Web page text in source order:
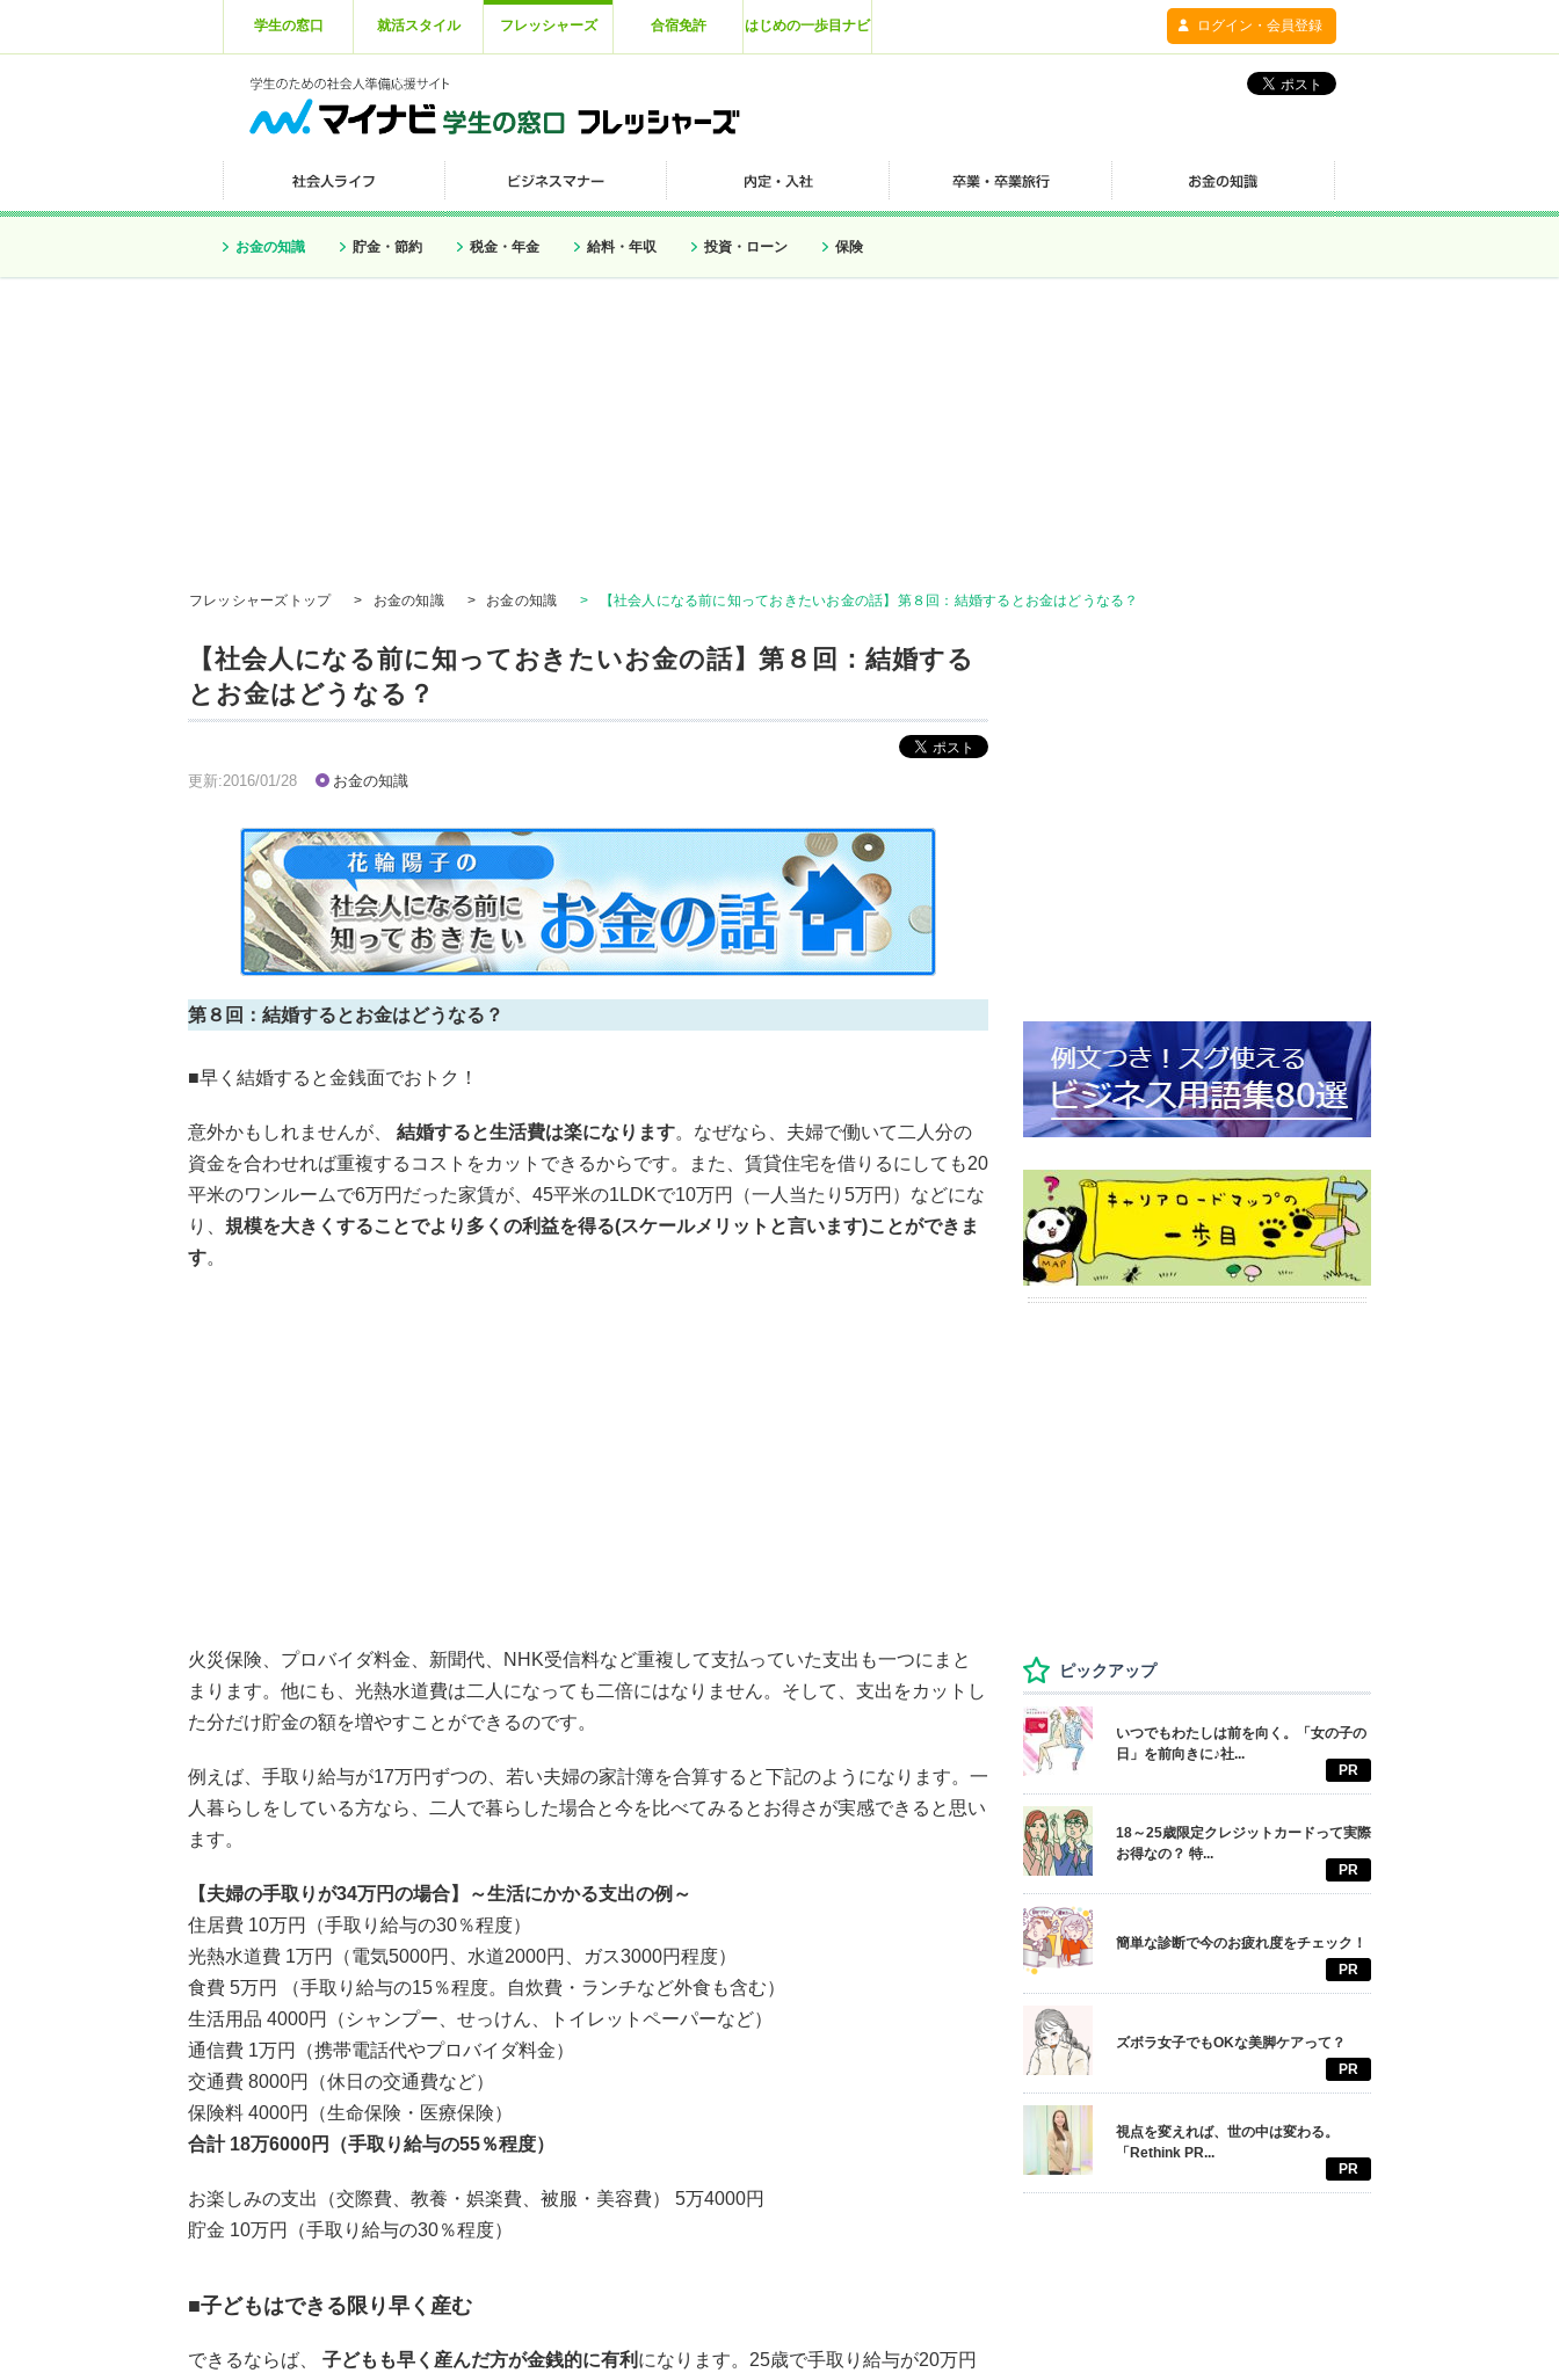
学生の窓口 就活スタイル フレッシャーズ 合宿免許 はじめの一歩目ナビ ログイン・会員登録
お金の知識 貯金・節約 税金・年金 給料・年収 投資・ローン 保険
フレッシャーズトップ > お金の知識 > お金の知識 > 【社会人になる前に知っておきたいお金の話】第８回：結婚するとお金はどうなる？
【社会人になる前に知っておきたいお金の話】第８回：結婚する
とお金はどうなる？
更新:2016/01/28 お金の知識
第８回：結婚するとお金はどうなる？
■早く結婚すると金銭面でおトク！
意外かもしれませんが、 結婚すると生活費は楽になります。なぜなら、夫婦で働いて二人分の
資金を合わせれば重複するコストをカットできるからです。また、賃貸住宅を借りるにしても20
平米のワンルームで6万円だった家賃が、45平米の1LDKで10万円（一人当たり5万円）などにな
り、 規模を大きくすることでより多くの利益を得る(スケールメリットと言います)ことができま
す。
火災保険、プロバイダ料金、新聞代、NHK受信料など重複して支払っていた支出も一つにまと
まります。他にも、光熱水道費は二人になっても二倍にはなりません。そして、支出をカットし
た分だけ貯金の額を増やすことができるのです。
例えば、手取り給与が17万円ずつの、若い夫婦の家計簿を合算すると下記のようになります。一
人暮らしをしている方なら、二人で暮らした場合と今を比べてみるとお得さが実感できると思い
ます。
【夫婦の手取りが34万円の場合】～生活にかかる支出の例～
住居費 10万円（手取り給与の30％程度）
光熱水道費 1万円（電気5000円、水道2000円、ガス3000円程度）
食費 5万円 （手取り給与の15％程度。自炊費・ランチなど外食も含む）
生活用品 4000円（シャンプー、せっけん、トイレットペーパーなど）
通信費 1万円（携帯電話代やプロバイダ料金）
交通費 8000円（休日の交通費など）
保険料 4000円（生命保険・医療保険）
合計 18万6000円（手取り給与の55％程度）
お楽しみの支出（交際費、教養・娯楽費、被服・美容費） 5万4000円
貯金 10万円（手取り給与の30％程度）
■子どもはできる限り早く産む
できるならば、 子どもも早く産んだ方が金銭的に有利 になります。25歳で手取り給与が20万円
ピックアップ
いつでもわたしは前を向く。「女の子の
日」を前向きに♪社...
PR
18～25歳限定クレジットカードって実際
お得なの？ 特...
PR
簡単な診断で今のお疲れ度をチェック！
PR
ズボラ女子でもOKな美脚ケアって？
PR
視点を変えれば、世の中は変わる。
「Rethink PR...
PR